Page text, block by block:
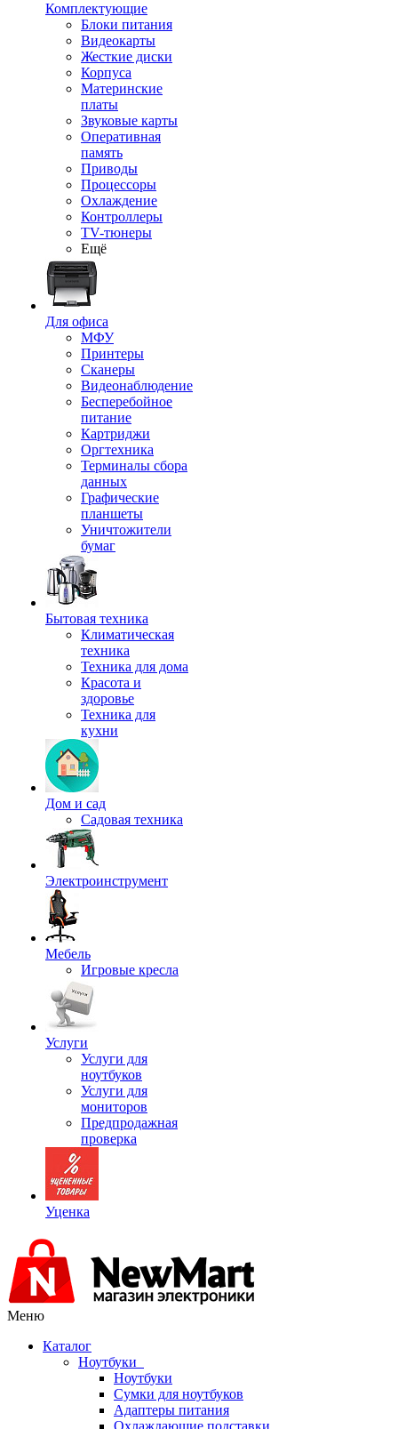
Комплектующие
Блоки питания
Видеокарты
Жесткие диски
Корпуса
Материнские
платы
Звуковые карты
Оперативная
память
Приводы
Процессоры
Охлаждение
Контроллеры
TV-тюнеры
Ещё
Для офиса
МФУ
Принтеры
Сканеры
Видеонаблюдение
Бесперебойное
питание
Картриджи
Оргтехника
Терминалы сбора
данных
Графические
планшеты
Уничтожители
бумаг
Бытовая техника
Климатическая
техника
Техника для дома
Красота и
здоровье
Техника для
кухни
Дом и сад
Садовая техника
Электроинструмент
Мебель
Игровые кресла
Услуги
Услуги для
ноутбуков
Услуги для
мониторов
Предпродажная
проверка
Уценка
Меню
Каталог
Ноутбуки
Ноутбуки
Сумки для ноутбуков
Адаптеры питания
Охлаждающие подставки